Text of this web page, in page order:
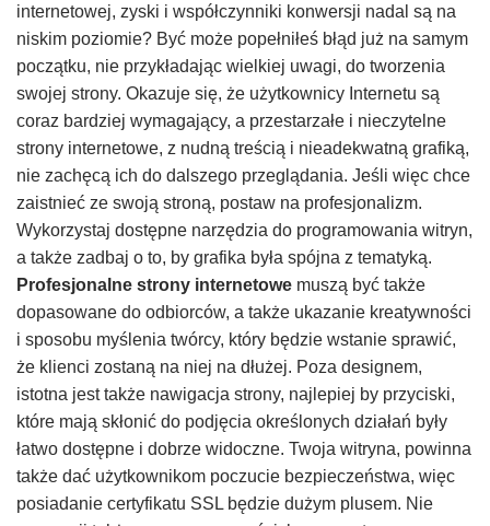
internetowej, zyski i współczynniki konwersji nadal są na
niskim poziomie? Być może popełniłeś błąd już na samym
początku, nie przykładając wielkiej uwagi, do tworzenia
swojej strony. Okazuje się, że użytkownicy Internetu są
coraz bardziej wymagający, a przestarzałe i nieczytelne
strony internetowe, z nudną treścią i nieadekwatną grafiką,
nie zachęcą ich do dalszego przeglądania. Jeśli więc chce
zaistnieć ze swoją stroną, postaw na profesjonalizm.
Wykorzystaj dostępne narzędzia do programowania witryn,
a także zadbaj o to, by grafika była spójna z tematyką.
Profesjonalne strony internetowe muszą być także
dopasowane do odbiorców, a także ukazanie kreatywności
i sposobu myślenia twórcy, który będzie wstanie sprawić,
że klienci zostaną na niej na dłużej. Poza designem,
istotna jest także nawigacja strony, najlepiej by przyciski,
które mają skłonić do podjęcia określonych działań były
łatwo dostępne i dobrze widoczne. Twoja witryna, powinna
także dać użytkownikom poczucie bezpieczeństwa, więc
posiadanie certyfikatu SSL będzie dużym plusem. Nie